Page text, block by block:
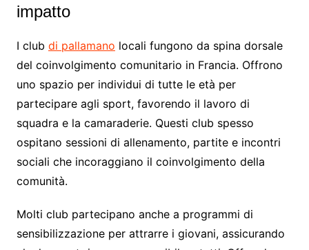
impatto
I club di pallamano locali fungono da spina dorsale
del coinvolgimento comunitario in Francia. Offrono
uno spazio per individui di tutte le età per
partecipare agli sport, favorendo il lavoro di
squadra e la camaraderie. Questi club spesso
ospitano sessioni di allenamento, partite e incontri
sociali che incoraggiano il coinvolgimento della
comunità.
Molti club partecipano anche a programmi di
sensibilizzazione per attrarre i giovani, assicurando